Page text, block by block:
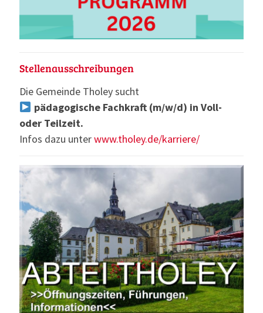
Stellenausschreibungen
Die Gemeinde Tholey sucht
pädagogische Fachkraft (m/w/d) in Voll-
oder Teilzeit.
Infos dazu unterwww.tholey.de/karriere/